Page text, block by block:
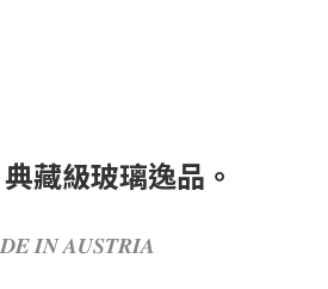
藏級玻璃逸品。
𝑰𝑵 𝑨𝑼𝑺𝑻𝑹𝑰𝑨